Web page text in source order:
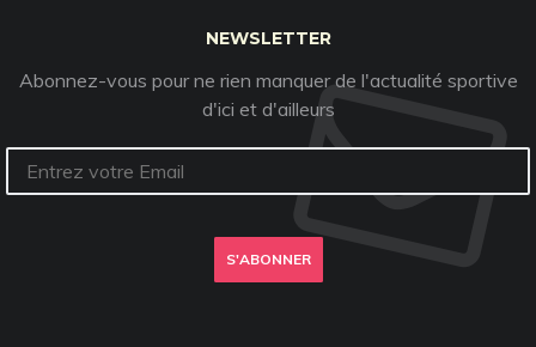
NEWSLETTER
Abonnez-vous pour ne rien manquer de l'actualité sportive
d'ici et d'ailleurs
S'ABONNER